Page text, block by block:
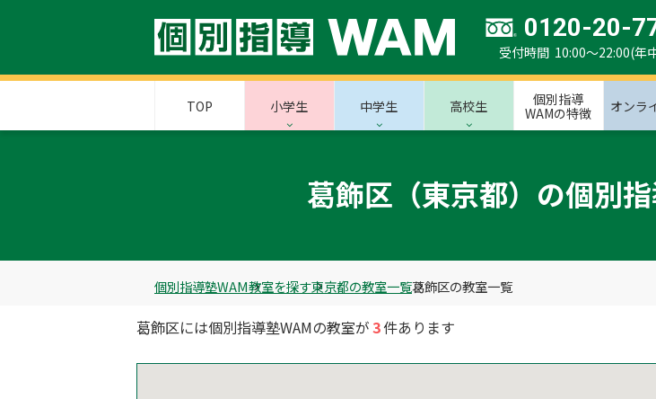
0120-20-
受付時間 10:00～22:00(年
TOP 小学生 中学生 高校生
個別指導
WAMの特徴
オンラ
葛飾区（東京都）の個別
個別指導塾WAM教室を探す東京都の教室一覧葛飾区の教室一覧
葛飾区には個別指導塾WAMの教室が3件あります